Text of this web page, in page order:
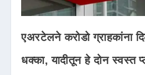
एअरटेलने करोडो ग्राहकांना
धक्का, यादीतून हे दोन स्वस्त